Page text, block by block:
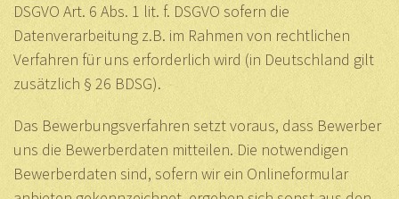
DSGVO Art. 6 Abs. 1 lit. f. DSGVO sofern die
Datenverarbeitung z.B. im Rahmen von rechtlichen
Verfahren für uns erforderlich wird (in Deutschland gilt
zusätzlich § 26 BDSG).
Das Bewerbungsverfahren setzt voraus, dass Bewerber
uns die Bewerberdaten mitteilen. Die notwendigen
Bewerberdaten sind, sofern wir ein Onlineformular